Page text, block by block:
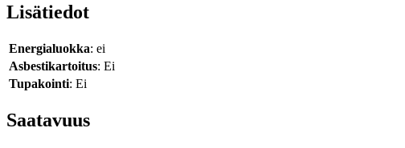
Lisätiedot
Energialuokka: ei
Asbestikartoitus: Ei
Tupakointi: Ei
Saatavuus